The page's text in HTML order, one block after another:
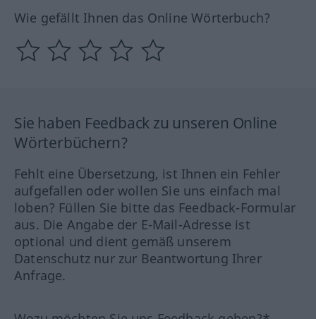
Wie gefällt Ihnen das Online Wörterbuch?
Sie haben Feedback zu unseren Online
Wörterbüchern?
Fehlt eine Übersetzung, ist Ihnen ein Fehler
aufgefallen oder wollen Sie uns einfach mal
loben? Füllen Sie bitte das Feedback-Formular
aus. Die Angabe der E-Mail-Adresse ist
optional und dient gemäß unserem
Datenschutz nur zur Beantwortung Ihrer
Anfrage.